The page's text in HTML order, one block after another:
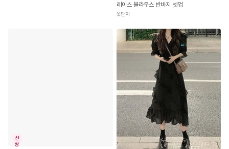
레이스 블라우스 반바지 셋업
옷단지
신
상